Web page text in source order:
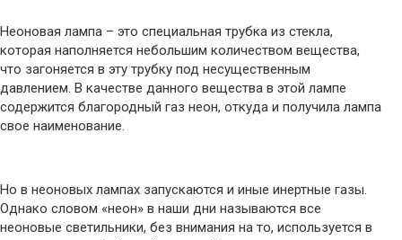
Неоновая лампа – это специальная трубка из стекла,
которая наполняется небольшим количеством вещества,
что загоняется в эту трубку под несущественным
давлением. В качестве данного вещества в этой лампе
содержится благородный газ неон, откуда и получила лампа
свое наименование.
Но в неоновых лампах запускаются и иные инертные газы.
Однако словом «неон» в наши дни называются все
неоновые светильники, без внимания на то, используется в